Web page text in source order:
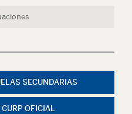
SECUNDARIAS
OFICIAL